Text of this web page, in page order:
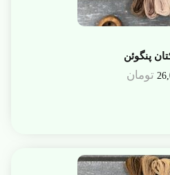
پنگوئن
تومان